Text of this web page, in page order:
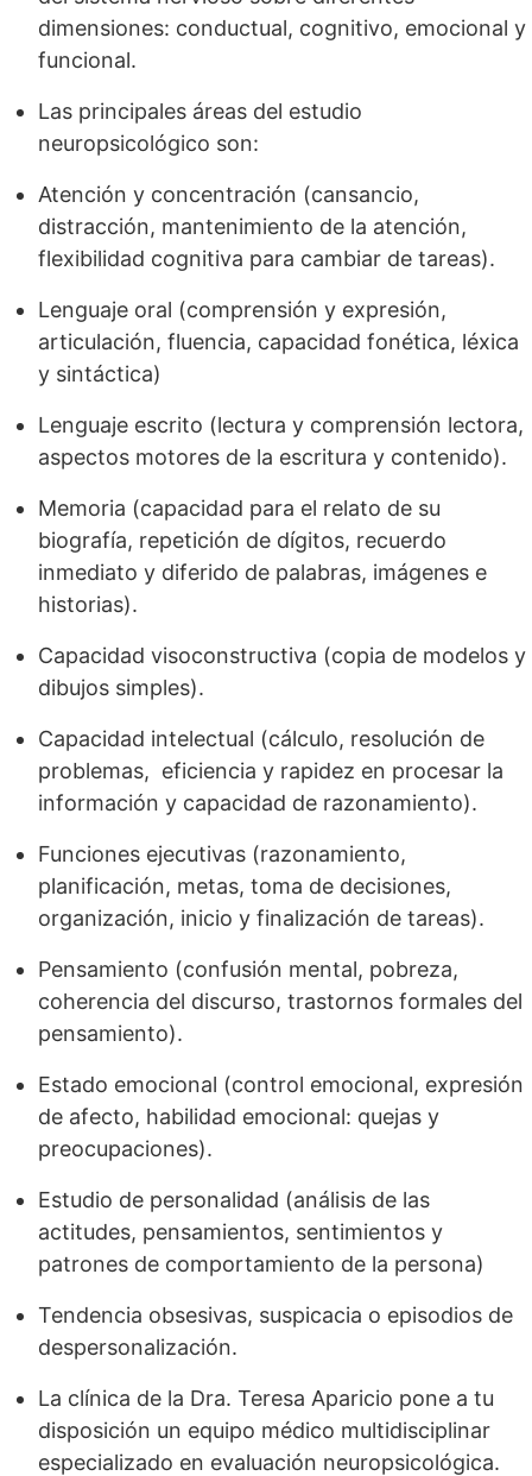
dimensiones: conductual, cognitivo, emocional y
funcional.
Las principales áreas del estudio
neuropsicológico son:
Atención y concentración (cansancio,
distracción, mantenimiento de la atención,
flexibilidad cognitiva para cambiar de tareas).
Lenguaje oral (comprensión y expresión,
articulación, fluencia, capacidad fonética, léxica
y sintáctica)
Lenguaje escrito (lectura y comprensión lectora,
aspectos motores de la escritura y contenido).
Memoria (capacidad para el relato de su
biografía, repetición de dígitos, recuerdo
inmediato y diferido de palabras, imágenes e
historias).
Capacidad visoconstructiva (copia de modelos y
dibujos simples).
Capacidad intelectual (cálculo, resolución de
problemas, eficiencia y rapidez en procesar la
información y capacidad de razonamiento).
Funciones ejecutivas (razonamiento,
planificación, metas, toma de decisiones,
organización, inicio y finalización de tareas).
Pensamiento (confusión mental, pobreza,
coherencia del discurso, trastornos formales del
pensamiento).
Estado emocional (control emocional, expresión
de afecto, habilidad emocional: quejas y
preocupaciones).
Estudio de personalidad (análisis de las
actitudes, pensamientos, sentimientos y
patrones de comportamiento de la persona)
Tendencia obsesivas, suspicacia o episodios de
despersonalización.
La clínica de la Dra. Teresa Aparicio pone a tu
disposición un equipo médico multidisciplinar
especializado en evaluación neuropsicológica.